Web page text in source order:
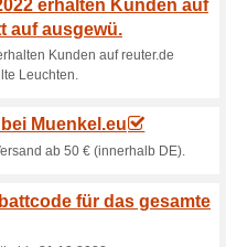
Coupon
von
Kasse ein.